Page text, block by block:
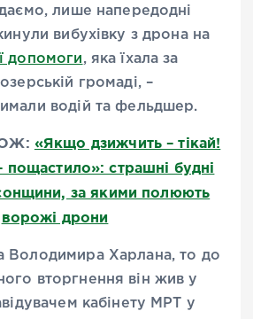
лише напередодні
вибухівку з дрона на
допомоги , яка їхала за
громаді, –
водій та фельдшер.
«Якщо дзижчить – тікай!
страшні будні
за якими полюють
ворожі дрони
Володимира Харлана, то до
вторгнення він жив у
кабінету МРТ у